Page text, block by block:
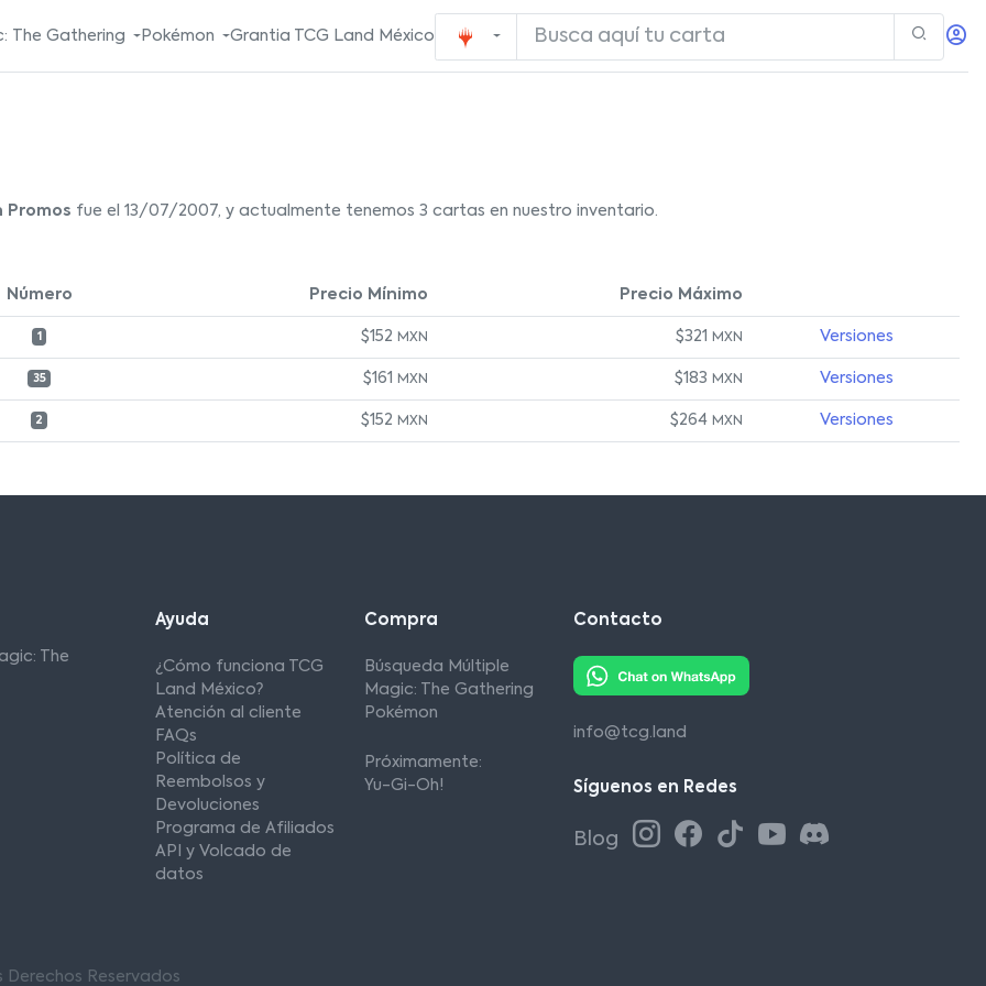
The Gathering Pokémon Grantia TCG Land México
Promos fue el 13/07/2007, y actualmente tenemos 3 cartas en nuestro inventario.
Número Precio Mínimo Precio Máximo
1 $152 MXN $321 MXN Versiones
35 $161 MXN $183 MXN Versiones
2 $152 MXN $264 MXN Versiones
The
Ayuda
¿Cómo funciona TCG
Land México?
Atención al cliente
FAQs
Política de
Reembolsos y
Devoluciones
Programa de Afiliados
API y Volcado de
datos
Compra
Búsqueda Múltiple
Magic: The Gathering
Pokémon
Próximamente:
Yu-Gi-Oh!
Contacto
info@tcg.land
Síguenos en Redes
Blog
Derechos Reservados